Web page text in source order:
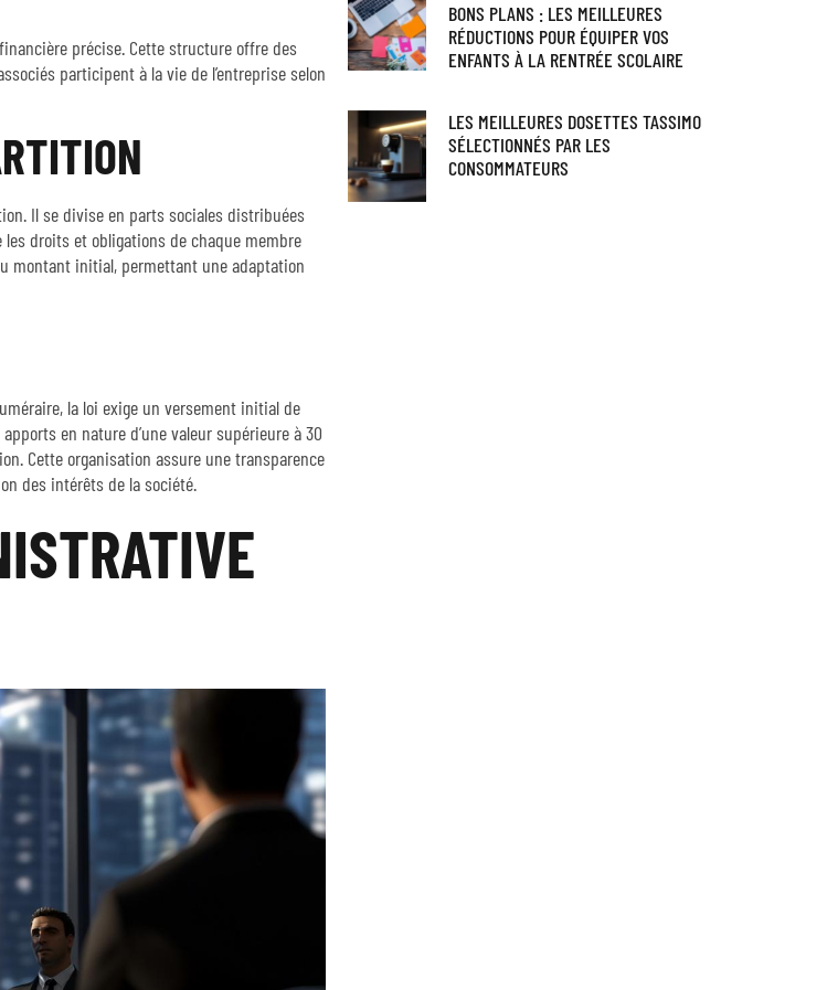
précise. Cette structure offre des
participent à la vie de l’entreprise selon
Il se divise en parts sociales distribuées
droits et obligations de chaque membre
montant initial, permettant une adaptation
la loi exige un versement initial de
en nature d’une valeur supérieure à 30
Cette organisation assure une transparence
des intérêts de la société.
BONS PLANS : LES MEILLEURES
RÉDUCTIONS POUR ÉQUIPER VOS
ENFANTS À LA RENTRÉE SCOLAIRE
LES MEILLEURES DOSETTES TASSIMO
SÉLECTIONNÉS PAR LES
CONSOMMATEURS